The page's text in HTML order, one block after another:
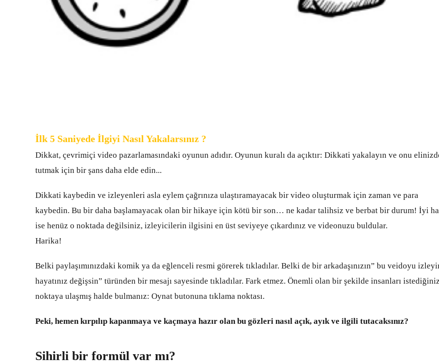
İlk 5 Saniyede İlgiyi Nasıl Yakalarsınız ?
İlk 5 Saniyede İlgiyi Nasıl Yakalarsınız ?
Dikkat, çevrimiçi video pazarlamasındaki oyunun adıdır. Oyunun kuralı da açıktır: Dikkati yakalayın ve onu
tutmak için bir şans daha elde edin...
Dikkati kaybedin ve izleyenleri asla eylem çağrınıza ulaştıramayacak bir video oluşturmak için zaman ve para
kaybedin. Bu bir daha başlamayacak olan bir hikaye için kötü bir son… ne kadar talihsiz ve berbat bir durum! İyi
ise henüz o noktada değilsiniz, izleyicilerin ilgisini en üst seviyeye çıkardınız ve videonuzu buldular.
Harika!
Belki paylaşımınızdaki komik ya da eğlenceli resmi görerek tıkladılar. Belki de bir arkadaşınızın” bu veidoyu
hayatınız değişsin” türünden bir mesajı sayesinde tıkladılar. Fark etmez. Önemli olan bir şekilde insanları
noktaya ulaşmış halde bulmanız: Oynat butonuna tıklama noktası.
Peki, hemen kırpılıp kapanmaya ve kaçmaya hazır olan bu gözleri nasıl açık, ayık ve ilgili tutacaksınız?
Sihirli bir formül var mı?